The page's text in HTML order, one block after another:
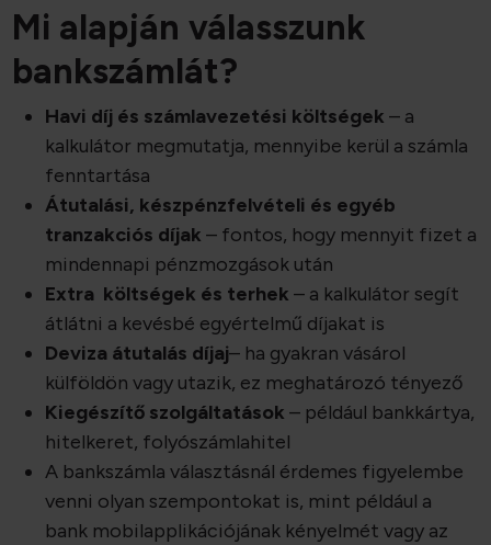
Mi alapján válasszunk
bankszámlát?
Havi díj és számlavezetési költségek – a
kalkulátor megmutatja, mennyibe kerül a számla
fenntartása
Átutalási, készpénzfelvételi és egyéb
tranzakciós díjak – fontos, hogy mennyit fizet a
mindennapi pénzmozgások után
Extra költségek és terhek – a kalkulátor segít
átlátni a kevésbé egyértelmű díjakat is
Deviza átutalás díjaj– ha gyakran vásárol
külföldön vagy utazik, ez meghatározó tényező
Kiegészítő szolgáltatások – például bankkártya,
hitelkeret, folyószámlahitel
A bankszámla választásnál érdemes figyelembe
venni olyan szempontokat is, mint például a
bank mobilapplikációjának kényelmét vagy az